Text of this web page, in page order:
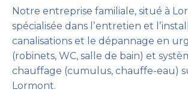
Notre entreprise familiale, situé à
spécialisée dans lʼentretien et
canalisations et le dépannage en
(robinets, WC, salle de bain) et
chauffage (cumulus, chauffe-eau)
Lormont.